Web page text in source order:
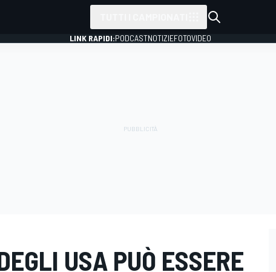
LINK RAPIDI:PODCASTNOTIZIEFOTOVIDEO
USA PUÒ ESSERE